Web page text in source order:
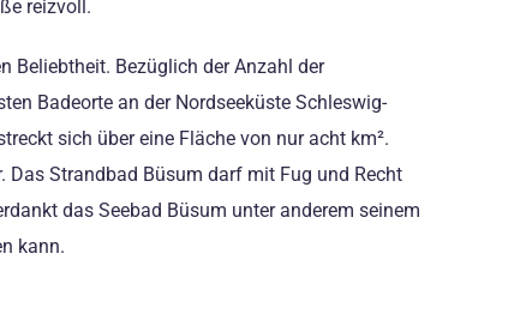
reizvoll.
Beliebtheit. Bezüglich der Anzahl der
Badeorte an der Nordseeküste Schleswig-
sich über eine Fläche von nur acht km².
Strandbad Büsum darf mit Fug und Recht
das Seebad Büsum unter anderem seinem
kann.